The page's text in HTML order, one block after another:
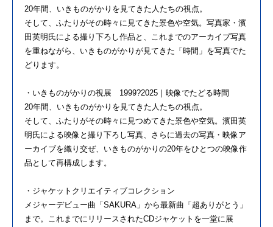
20年間、いきものがかりを見てきた人たちの視点。
そして、ふたりがその時々に見てきた景色や空気。写真家・濱
田英明氏による撮り下ろし作品と、これまでのアーカイブ写真
を重ねながら、いきものがかりが見てきた「時間」を写真でた
どります。
・いきものがかりの視展 1999?2025｜映像でたどる時間
20年間、いきものがかりを見てきた人たちの視点。
そして、ふたりがその時々に見つめてきた景色や空気。濱田英
明氏による映像と撮り下ろし写真、さらに過去の写真・映像ア
ーカイブを織り交ぜ、いきものがかりの20年をひとつの映像作
品として再構成します。
・ジャケットクリエイティブコレクション
メジャーデビュー曲「SAKURA」から最新曲「超ありがとう」
まで。これまでにリリースされたCDジャケットを一堂に展